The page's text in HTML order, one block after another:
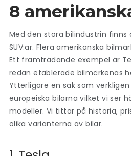
8
Med den stora bilindustrin
SUV:ar. Flera amerikanska
Ett framträdande exempel är
redan etablerade bilmärkenas
Ytterligare en sak som
europeiska bilarna vilket vi ser
modeller. Vi tittar på historia,
olika varianterna av bilar.